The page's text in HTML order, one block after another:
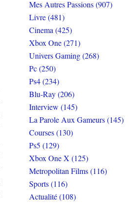
Mes Autres Passions (907)
Livre (481)
Cinema (425)
Xbox One (271)
Univers Gaming (268)
Pc (250)
Ps4 (234)
Blu-Ray (206)
Interview (145)
La Parole Aux Gameurs (145)
Courses (130)
Ps5 (129)
Xbox One X (125)
Metropolitan Films (116)
Sports (116)
Actualité (108)